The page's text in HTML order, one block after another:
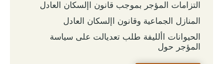
التزامات المؤجر بموجب قانون اإلسكان العادل
المنازل الجماعية وقانون اإلسكان العادل
الحيوانات األليفة طلب تعديالت على سياسة
المؤجر حول